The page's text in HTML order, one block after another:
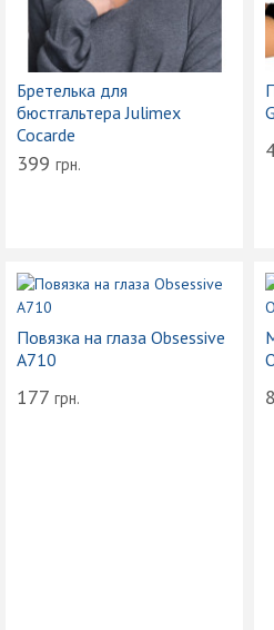
Бретелька для
бюстгальтера Julimex
Cocarde
399 грн.
Повязка на глаза Obsessive
A710
177 грн.